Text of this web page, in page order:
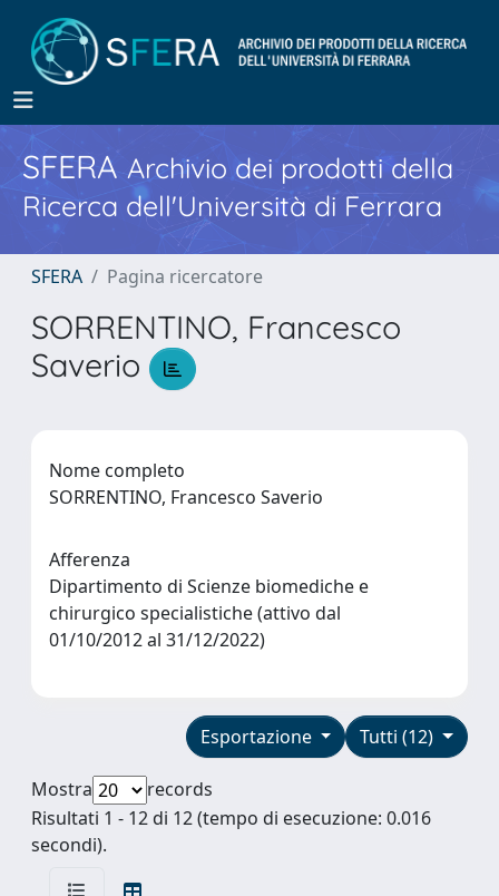
SFERA Archivio dei prodotti della
Ricerca dell'Università di Ferrara
SFERA Pagina ricercatore
SORRENTINO, Francesco
Saverio
Nome completo
SORRENTINO, Francesco Saverio
Afferenza
Dipartimento di Scienze biomediche e
chirurgico specialistiche (attivo dal
01/10/2012 al 31/12/2022)
Tutti (12)
Esportazione
Mostra
records
Risultati 1 - 12 di 12 (tempo di esecuzione: 0.016
secondi).